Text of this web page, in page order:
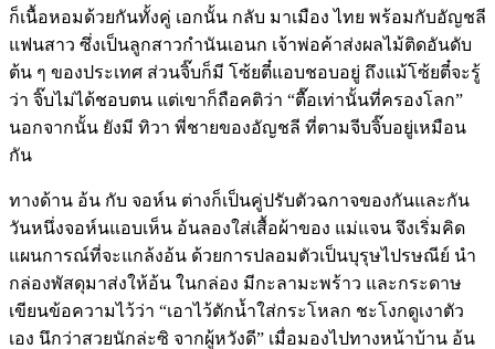
ก็เนื้อหอมด้วยกันทั้งคู่ เอกนั้น กลับ มาเมือง ไทย พร้อมกับอัญชลี
แฟนสาว ซึ่งเป็นลูกสาวกำนันเอนก เจ้าพ่อค้าส่งผลไม้ติดอันดับ
ต้น ๆ ของประเทศ ส่วนจิ๊บก็มี โซ้ยตี๋แอบชอบอยู่ ถึงแม้โซ้ยตี๋จะรู้
ว่า จิ๊บไม่ได้ชอบตน แต่เขาก็ถือคติว่า “ตื๊อเท่านั้นที่ครองโลก”
นอกจากนั้น ยังมี ทิวา พี่ชายของอัญชลี ที่ตามจีบจิ๊บอยู่เหมือน
กัน
ทางด้าน อ้น กับ จอห์น ต่างก็เป็นคู่ปรับตัวฉกาจของกันและกัน
วันหนึ่งจอห์นแอบเห็น อ้นลองใส่เสื้อผ้าของ แม่แจน จึงเริ่มคิด
แผนการณ์ที่จะแกล้งอ้น ด้วยการปลอมตัวเป็นบุรุษไปรษณีย์ นำ
กล่องพัสดุมาส่งให้อ้น ในกล่อง มีกะลามะพร้าว และกระดาษ
เขียนข้อความไว้ว่า “เอาไว้ตักน้ำใส่กระโหลก ชะโงกดูเงาตัว
เอง นึกว่าสวยนักล่ะซิ จากผู้หวังดี” เมื่อมองไปทางหน้าบ้าน อ้น